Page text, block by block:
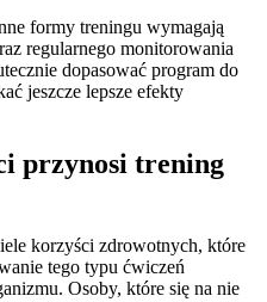
formy treningu wymagają
regularnego monitorowania
dopasować program do
jeszcze lepsze efekty
przynosi trening
korzyści zdrowotnych, które
tego typu ćwiczeń
Osoby, które się na nie